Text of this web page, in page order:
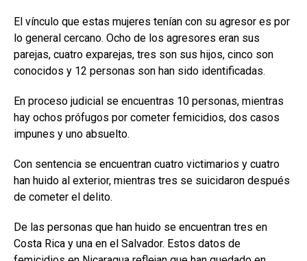
El vínculo que estas mujeres tenían con su agresor es por
lo general cercano. Ocho de los agresores eran sus
parejas, cuatro exparejas, tres son sus hijos, cinco son
conocidos y 12 personas son han sido identificadas.
En proceso judicial se encuentras 10 personas, mientras
hay ochos prófugos por cometer femicidios, dos casos
impunes y uno absuelto.
Con sentencia se encuentran cuatro victimarios y cuatro
han huido al exterior, mientras tres se suicidaron después
de cometer el delito.
De las personas que han huido se encuentran tres en
Costa Rica y una en el Salvador. Estos datos de